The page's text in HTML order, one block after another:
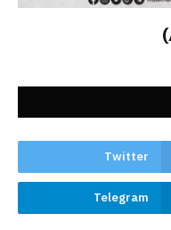
Twitter
Telegram